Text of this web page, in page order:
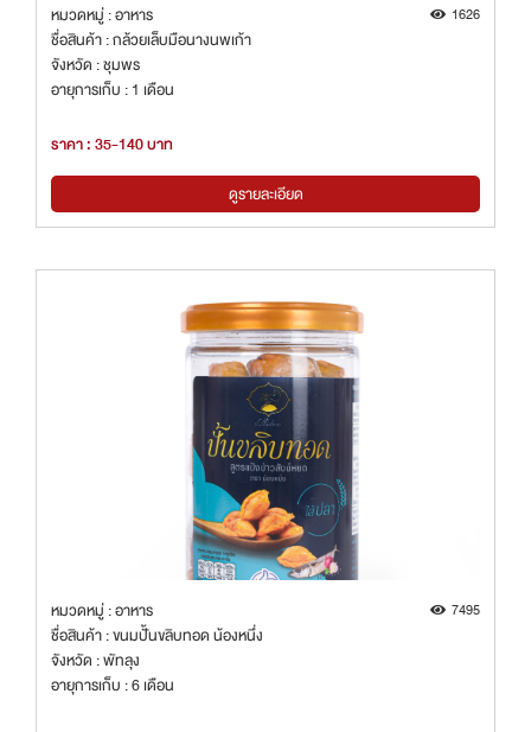
หมวดหมู่ : อาหาร 1626
ชื่อสินค้า : กล้วยเล็บมือนางนพเก้า
จังหวัด : ชุมพร
อายุการเก็บ : 1 เดือน
ราคา : 35-140 บาท
ดูรายละเอียด
หมวดหมู่ : อาหาร 7495
ชื่อสินค้า : ขนมปั้นขลิบทอด น้องหนึ่ง
จังหวัด : พัทลุง
อายุการเก็บ : 6 เดือน